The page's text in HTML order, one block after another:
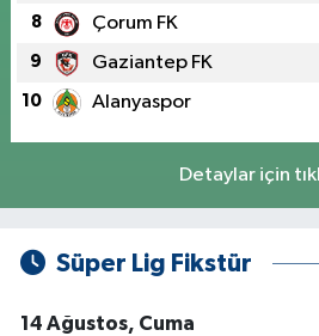
8 Çorum FK
9 Gaziantep FK
10 Alanyaspor
Detaylar için
Süper Lig Fikstür
14 Ağustos, Cuma